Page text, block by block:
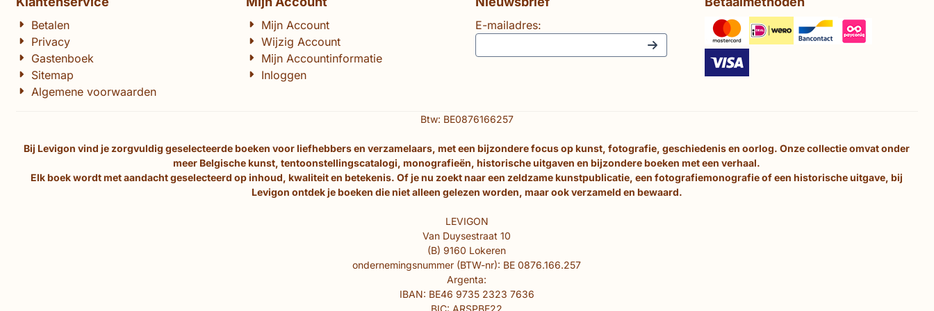
Betalen
Privacy
Gastenboek
Sitemap
Algemene voorwaarden
Mijn Account
Wijzig Account
Mijn Accountinformatie
Inloggen
E-mailadres:
Btw: BE0876166257
Bij Levigon vind je zorgvuldig geselecteerde boeken voor liefhebbers en verzamelaars, met een bijzondere focus op kunst, fotografie, geschiedenis en oorlog. Onze collectie omvat onder
meer Belgische kunst, tentoonstellingscatalogi, monografieën, historische uitgaven en bijzondere boeken met een verhaal.
Elk boek wordt met aandacht geselecteerd op inhoud, kwaliteit en betekenis. Of je nu zoekt naar een zeldzame kunstpublicatie, een fotografiemonografie of een historische uitgave, bij
Levigon ontdek je boeken die niet alleen gelezen worden, maar ook verzameld en bewaard.
LEVIGON
Van Duysestraat 10
(B) 9160 Lokeren
ondernemingsnummer (BTW-nr): BE 0876.166.257
Argenta:
IBAN: BE46 9735 2323 7636
BIC: ARSPBE22